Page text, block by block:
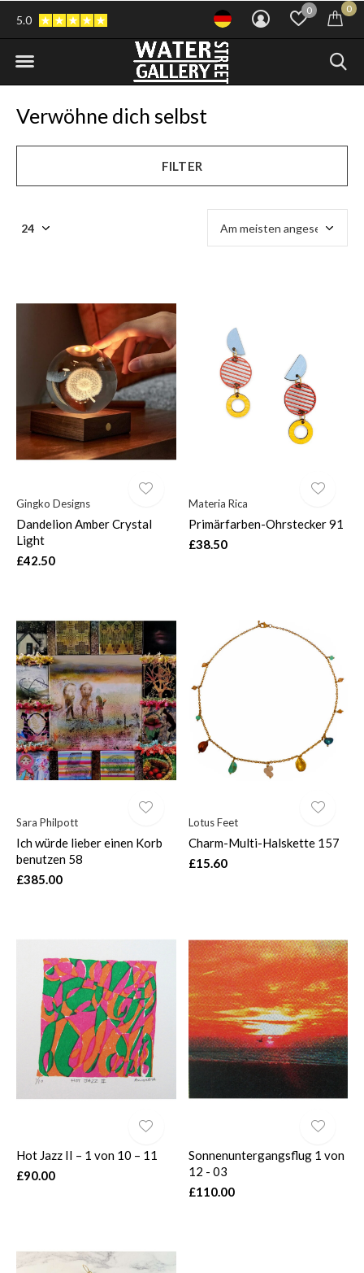
0 0
5.0
Verwöhne dich selbst
FILTER
Gingko Designs
Dandelion Amber Crystal
Light
£42.50
Materia Rica
Primärfarben-Ohrstecker 91
£38.50
Sara Philpott
Ich würde lieber einen Korb
benutzen 58
£385.00
Lotus Feet
Charm-Multi-Halskette 157
£15.60
Hot Jazz II – 1 von 10 – 11
£90.00
Sonnenuntergangsflug 1 von
12 - 03
£110.00